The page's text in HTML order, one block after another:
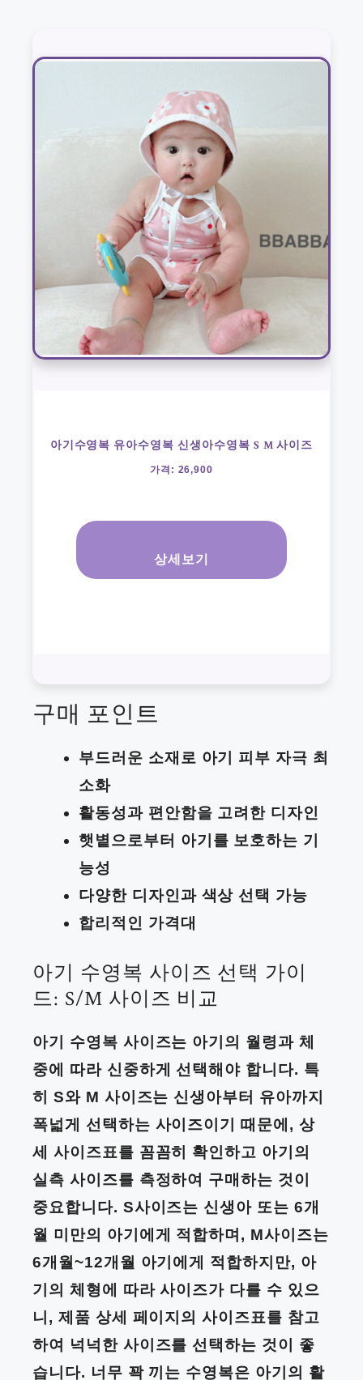
아기수영복 유아수영복 신생아수영복 S M 사이즈
가격: 26,900
상세보기
구매 포인트
부드러운 소재로 아기 피부 자극 최
소화
활동성과 편안함을 고려한 디자인
햇볕으로부터 아기를 보호하는 기
능성
다양한 디자인과 색상 선택 가능
합리적인 가격대
아기 수영복 사이즈 선택 가이
드: S/M 사이즈 비교
아기 수영복 사이즈는 아기의 월령과 체
중에 따라 신중하게 선택해야 합니다. 특
히 S와 M 사이즈는 신생아부터 유아까지
폭넓게 선택하는 사이즈이기 때문에, 상
세 사이즈표를 꼼꼼히 확인하고 아기의
실측 사이즈를 측정하여 구매하는 것이
중요합니다. S사이즈는 신생아 또는 6개
월 미만의 아기에게 적합하며, M사이즈는
6개월~12개월 아기에게 적합하지만, 아
기의 체형에 따라 사이즈가 다를 수 있으
니, 제품 상세 페이지의 사이즈표를 참고
하여 넉넉한 사이즈를 선택하는 것이 좋
습니다. 너무 꽉 끼는 수영복은 아기의 활